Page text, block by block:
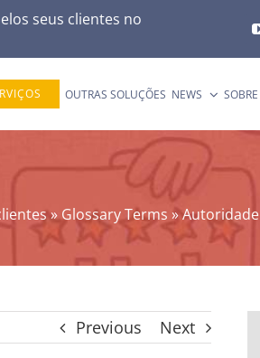
seus clientes no
OUTRAS SOLUÇÕES NEWS SOBRE
» Glossary Terms »Autoridade
Previous Next